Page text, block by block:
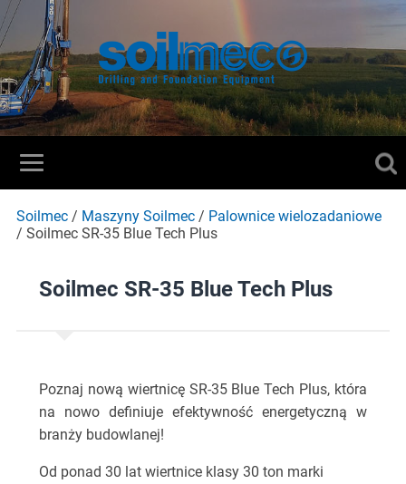
Soilmec/ Maszyny Soilmec/ Palownice wielozadaniowe
/ Soilmec SR-35 Blue Tech Plus
Soilmec SR-35 Blue Tech Plus
Poznaj nową wiertnicę SR-35 Blue Tech Plus, która
na nowo definiuje efektywność energetyczną w
branży budowlanej!
Od ponad 30 lat wiertnice klasy 30 ton marki